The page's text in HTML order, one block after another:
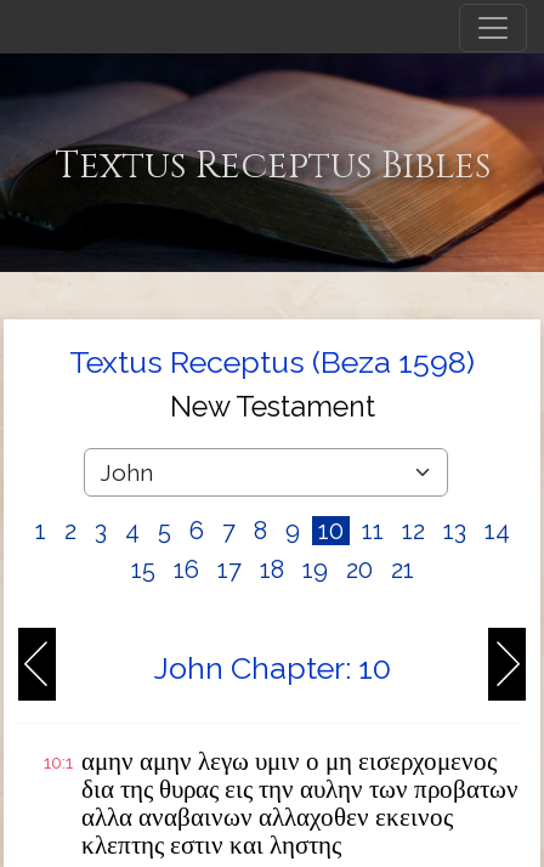
Textus Receptus Bibles
Textus Receptus (Beza 1598)
New Testament
1 2 3 4 5 6 7 8 9 10 11 12 13
14
15
16 17 18 19 20 21
John Chapter: 10
10:1 αμην αμην λεγω υμιν ο μη εισερχομενος
δια της θυρας εις την αυλην των προβατων
αλλα αναβαινων αλλαχοθεν εκεινος
κλεπτης εστιν και ληστης